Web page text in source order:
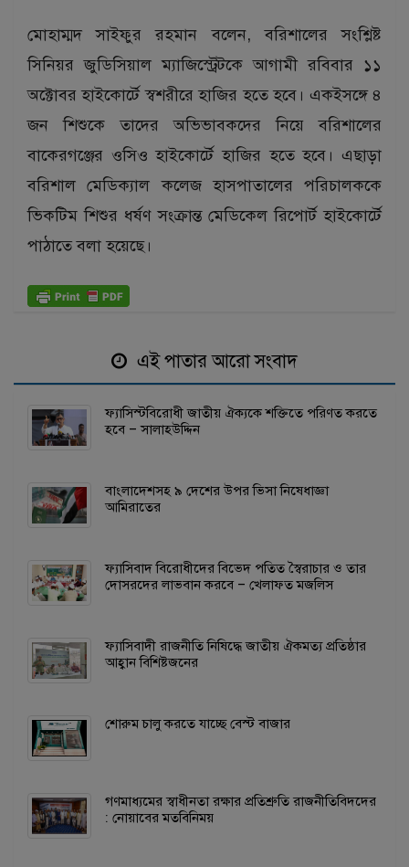
মোহাম্মদ সাইফুর রহমান বলেন, বরিশালের সংশ্লিষ্ট
সিনিয়র জুডিসিয়াল ম্যাজিস্ট্রেটকে আগামী রবিবার ১১
অক্টোবর হাইকোর্টে স্বশরীরে হাজির হতে হবে। একইসঙ্গে ৪
জন শিশুকে তাদের অভিভাবকদের নিয়ে বরিশালের
বাকেরগঞ্জের ওসিও হাইকোর্টে হাজির হতে হবে। এছাড়া
বরিশাল মেডিক্যাল কলেজ হাসপাতালের পরিচালককে
ভিকটিম শিশুর ধর্ষণ সংক্রান্ত মেডিকেল রিপোর্ট হাইকোর্টে
পাঠাতে বলা হয়েছে।
এই পাতার আরো সংবাদ
ফ্যাসিস্টবিরোধী জাতীয় ঐক্যকে শক্তিতে পরিণত করতে
হবে – সালাহউদ্দিন
বাংলাদেশসহ ৯ দেশের উপর ভিসা নিষেধাজ্ঞা
আমিরাতের
ফ্যাসিবাদ বিরোধীদের বিভেদ পতিত স্বৈরাচার ও তার
দোসরদের লাভবান করবে – খেলাফত মজলিস
ফ্যাসিবাদী রাজনীতি নিষিদ্ধে জাতীয় ঐকমত্য প্রতিষ্ঠার
আহ্বান বিশিষ্টজনের
শোরুম চালু করতে যাচ্ছে বেস্ট বাজার
গণমাধ্যমের স্বাধীনতা রক্ষার প্রতিশ্রুতি রাজনীতিবিদদের
: নোয়াবের মতবিনিময়